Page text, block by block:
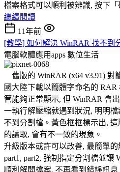
檔案格式可以順利被辨識, 按下「
繼續閱讀
11年前
[教學] 如何解決 WinRAR 找不到
電腦軟體應用apps 數位生活
舊版的 WinRAR (x64 v3.91) 對
國大陸下載以簡體字命名的 RAR
管能夠正常顯示, 但 WinRAR 會
一執行解壓縮就遇到狀況, 明明
不到分割檔。黃色框框標示出,
的讀取, 會有不一致的現象。
升級版本或許可以改善, 最簡單
part1, part2, 強制指定分割檔並讓
順利解開檔案, 不再看到錯誤訊息